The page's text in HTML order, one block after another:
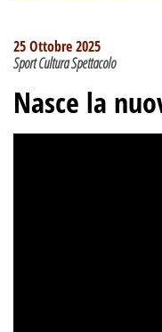
25 Ottobre 2025
Sport Cultura Spettacolo
Nasce la